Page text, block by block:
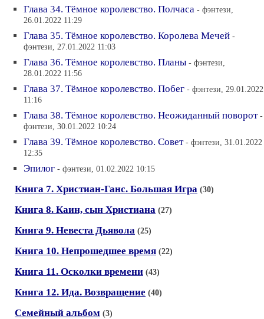
Глава 34. Тёмное королевство. Полчаса - фэнтези,
26.01.2022 11:29
Глава 35. Тёмное королевство. Королева Мечей -
фэнтези, 27.01.2022 11:03
Глава 36. Тёмное королевство. Планы - фэнтези,
28.01.2022 11:56
Глава 37. Тёмное королевство. Побег - фэнтези, 29.01.2022
11:16
Глава 38. Тёмное королевство. Неожиданный поворот -
фэнтези, 30.01.2022 10:24
Глава 39. Тёмное королевство. Совет - фэнтези, 31.01.2022
12:35
Эпилог - фэнтези, 01.02.2022 10:15
Книга 7. Христиан-Ганс. Большая Игра (30)
Книга 8. Каин, сын Христиана (27)
Книга 9. Невеста Дьявола (25)
Книга 10. Непрошедшее время (22)
Книга 11. Осколки времени (43)
Книга 12. Ида. Возвращение (40)
Семейный альбом (3)